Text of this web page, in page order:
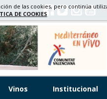
Vinos Institucional
de las cookies, pero continúa
DE COOKIES